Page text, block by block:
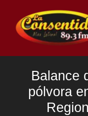
contenido
Balance
pólvora